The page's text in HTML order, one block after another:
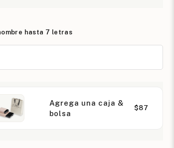
hasta 7 letras
Agrega una caja &
bolsa
$87